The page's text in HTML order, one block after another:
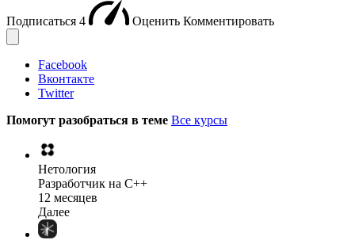
Подписаться 4 Оценить Комментировать
Facebook
Вконтакте
Twitter
Помогут разобраться в теме Все курсы
Нетология
Разработчик на C++
12 месяцев
Далее